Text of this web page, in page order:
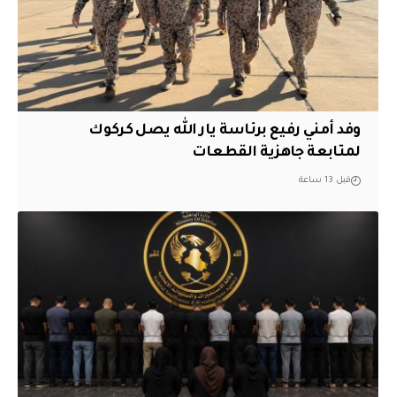
وفد أمني رفيع برئاسة يار الله يصل كركوك
لمتابعة جاهزية القطعات
قبل 13 ساعة